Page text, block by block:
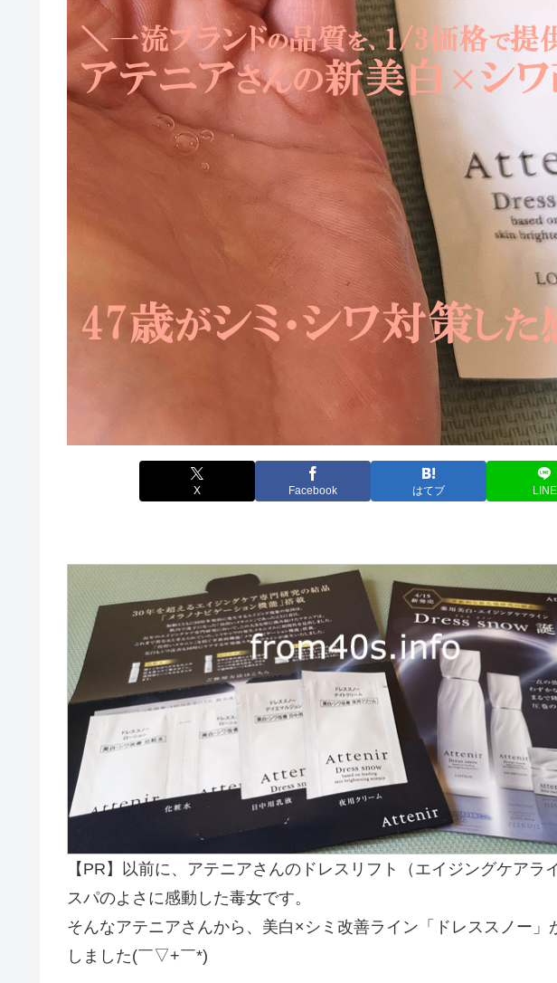
X Facebook はてブ LINE
【PR】以前に、アテニアさんのドレスリフト（エイジングケアラ
スパのよさに感動した毒女です。
そんなアテニアさんから、美白×シミ改善ライン「ドレススノー」
しました(￣▽+￣*)